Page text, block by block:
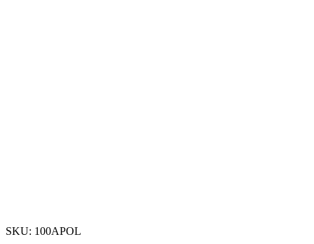
SKU: 100APOL